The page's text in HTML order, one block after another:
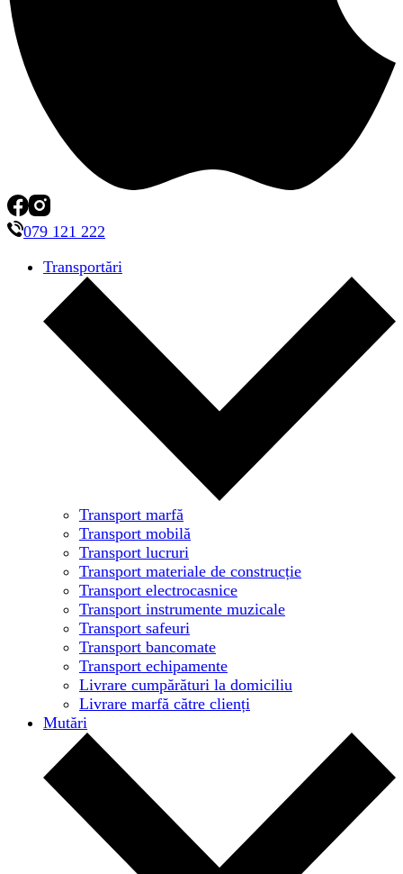
079 121 222
Transportări
Transport marfă
Transport mobilă
Transport lucruri
Transport materiale de construcție
Transport electrocasnice
Transport instrumente muzicale
Transport safeuri
Transport bancomate
Transport echipamente
Livrare cumpărături la domiciliu
Livrare marfă către clienți
Mutări